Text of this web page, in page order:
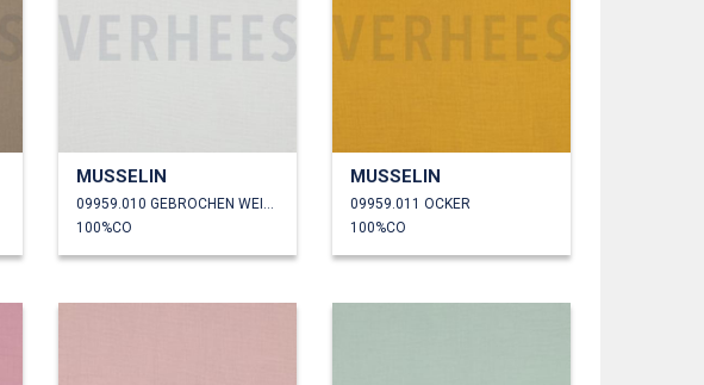
MUSSELIN
100%CO
MUSSELIN
09959.011 OCKER
100%CO